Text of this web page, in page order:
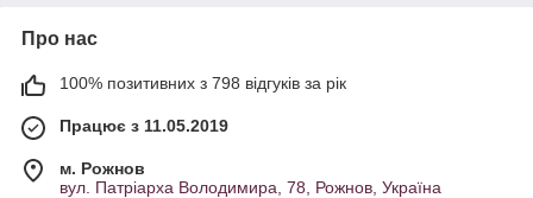
Про нас
100% позитивних з 798 відгуків за рік
Працює з 11.05.2019
м. Рожнов
вул. Патріарха Володимира, 78, Рожнов, Україна